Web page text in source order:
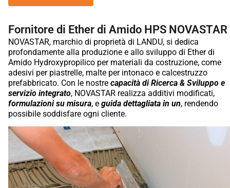
Fornitore di Ether di Amido HPS NOVASTAR
NOVASTAR, marchio di proprietà di LANDU, si dedica
profondamente alla produzione e allo sviluppo di Ether di
Amido Hydroxypropilico per materiali da costruzione, come
adesivi per piastrelle, malte per intonaco e calcestruzzo
prefabbricato. Con le nostre capacità di Ricerca & Sviluppo e
servizio integrato, NOVASTAR realizza additivi modificati,
formulazioni su misura, e guida dettagliata in un, rendendo
possibile soddisfare ogni cliente.